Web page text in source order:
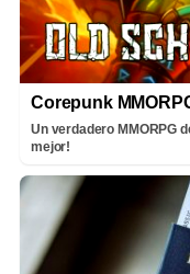
Corepunk
Un verdadero MMORPG
mejor!